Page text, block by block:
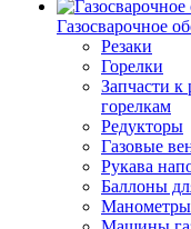
Газосварочное
Резаки
Горелки
Запчасти к
горелкам
Редукторы
Газовые
Рукава
Баллоны
Манометры